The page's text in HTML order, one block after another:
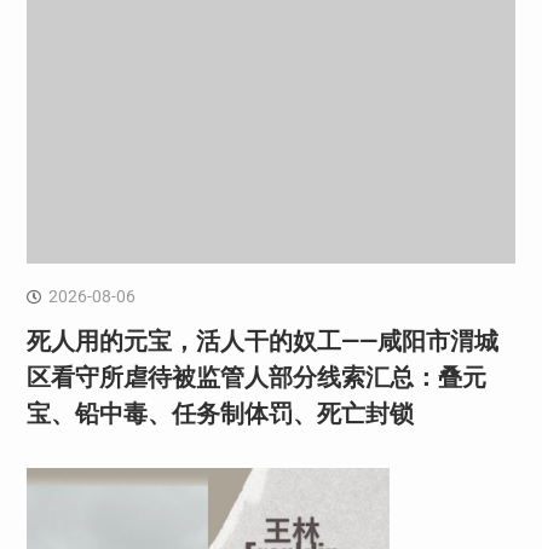
2026-08-06
死人用的元宝，活人干的奴工——咸阳市渭城
区看守所虐待被监管人部分线索汇总：叠元
宝、铅中毒、任务制体罚、死亡封锁